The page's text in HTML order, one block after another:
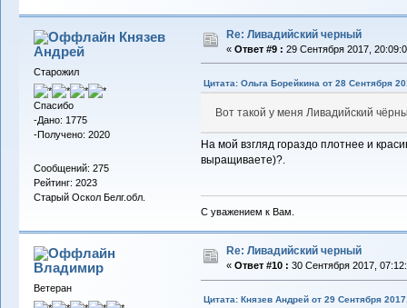
Князев
Андрей
Старожил
Спасибо
-Дано: 1775
-Получено: 2020
Сообщений: 275
Рейтинг: 2023
Старый Оскол Белг.обл.
Re: Ливадийский черный
« Ответ #9 : 29 Сентября 2017,
Цитата: Ольга Борейкина от 28 Сентября
Вот такой у меня Ливадийский
На мой взгляд гораздо плотнее и
выращиваете)?.
С уважением к Вам.
Владимиp
Ветеран
Re: Ливадийский черный
« Ответ #10 : 30 Сентября 2017,
Цитата: Князев Андрей от 29 Сентября